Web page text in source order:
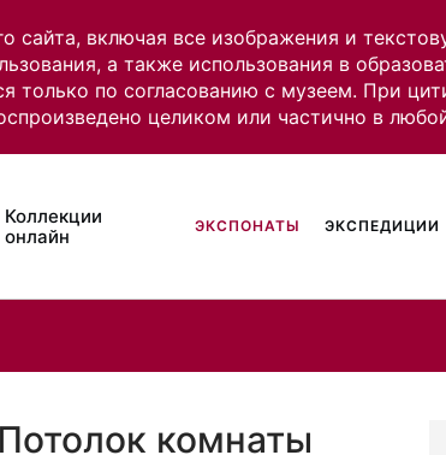
сайта, включая все изображения и
а также использования в
только по согласованию с музеем. При
целиком или частично в
Коллекции
онлайн
ЭКСПОНАТЫ ЭКСПЕДИЦИИ
комнаты